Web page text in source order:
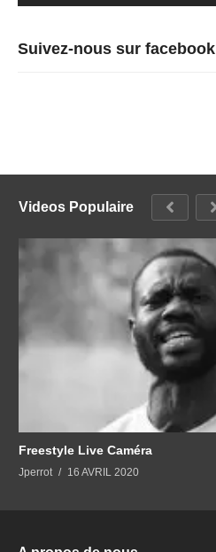
Suivez-nous sur facebook
Videos Populaire
Freestyle Live Caméra
Jperrot 16 AVRIL 2020